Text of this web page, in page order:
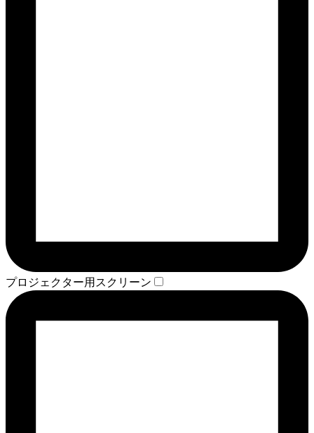
プロジェクター用スクリーン